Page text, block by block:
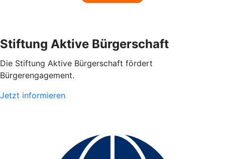
Stiftung Aktive Bürgerschaft
Die Stiftung Aktive Bürgerschaft fördert
Bürgerengagement.
Jetzt informieren